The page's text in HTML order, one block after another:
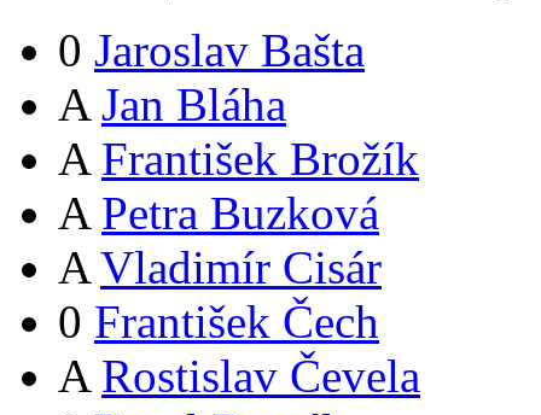
0 Jaroslav Bašta
A Jan Bláha
A František Brožík
A Petra Buzková
A Vladimír Cisár
0 František Čech
A Rostislav Čevela